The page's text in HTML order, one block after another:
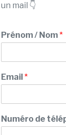
un mail 👇
t
é
é
h
n
M
Prénom / Nom*
r
é
m
Email*
Numéro de